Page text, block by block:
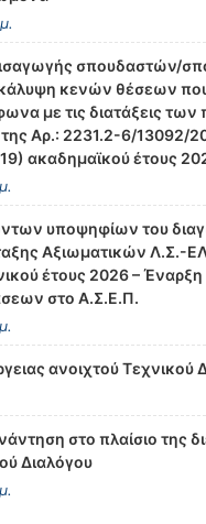
σπουδαστών/
κενών θέσεων
με τις διατάξεις των
της Αρ.: 2231.2-6/13092/
ακαδημαϊκού έτους
υποψηφίων του
Αξιωματικών Λ.Σ.-
έτους 2026 –
στο Α.Σ.Ε.Π.
ανοιχτού Τεχνικού
στο πλαίσιο της
Διαλόγου